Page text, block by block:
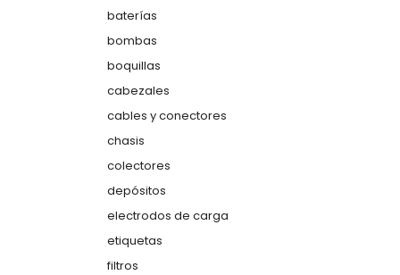
baterías
bombas
boquillas
cabezales
cables y conectores
chasis
colectores
depósitos
electrodos de carga
etiquetas
filtros